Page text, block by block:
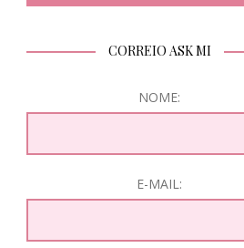
CORREIO ASK MI
NOME:
E-MAIL: